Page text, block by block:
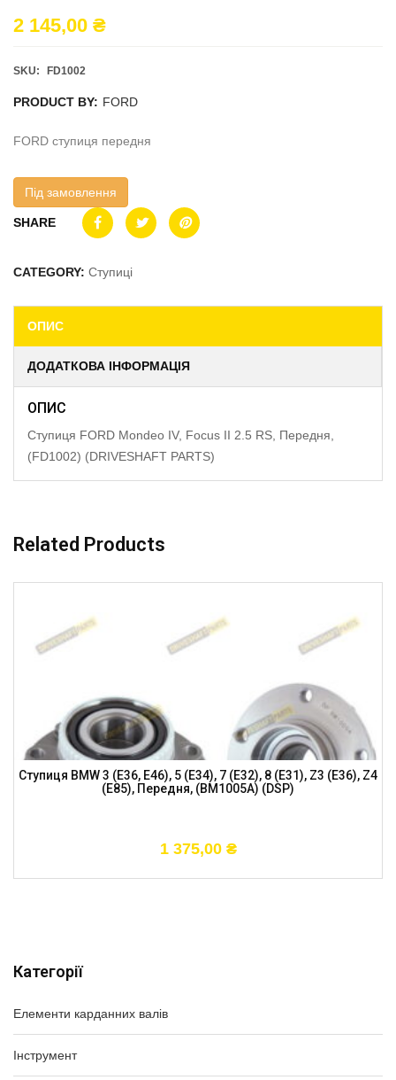
Категорії
Елементи карданних валів
Інструмент
2 145,00 ₴
SKU: FD1002
PRODUCT BY: FORD
FORD ступиця передня
Під замовлення
SHARE
CATEGORY: Ступиці
ОПИС
ДОДАТКОВА ІНФОРМАЦІЯ
ОПИС
Ступиця FORD Mondeo IV, Focus II 2.5 RS, Передня,
(FD1002) (DRIVESHAFT PARTS)
Related Products
Ступиця BMW 3 (E36, E46), 5 (E34), 7 (E32), 8 (E31), Z3 (E36), Z4
(E85), Передня, (BM1005A) (DSP)
1 375,00 ₴